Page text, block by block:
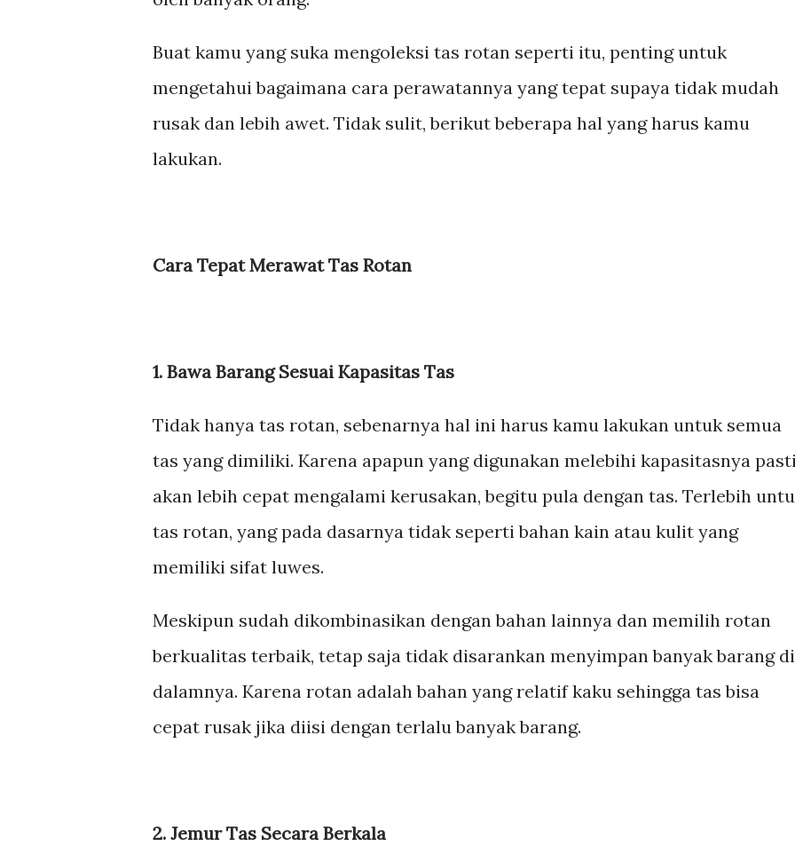
Buat kamu yang suka mengoleksi tas rotan seperti itu, penting untuk
mengetahui bagaimana cara perawatannya yang tepat supaya tidak mudah
rusak dan lebih awet. Tidak sulit, berikut beberapa hal yang harus kamu
lakukan.
Cara Tepat Merawat Tas Rotan
1. Bawa Barang Sesuai Kapasitas Tas
Tidak hanya tas rotan, sebenarnya hal ini harus kamu lakukan untuk semua
tas yang dimiliki. Karena apapun yang digunakan melebihi kapasitasnya
akan lebih cepat mengalami kerusakan, begitu pula dengan tas. Terlebih
tas rotan, yang pada dasarnya tidak seperti bahan kain atau kulit yang
memiliki sifat luwes.
Meskipun sudah dikombinasikan dengan bahan lainnya dan memilih rotan
berkualitas terbaik, tetap saja tidak disarankan menyimpan banyak barang di
dalamnya. Karena rotan adalah bahan yang relatif kaku sehingga tas bisa
cepat rusak jika diisi dengan terlalu banyak barang.
2. Jemur Tas Secara Berkala